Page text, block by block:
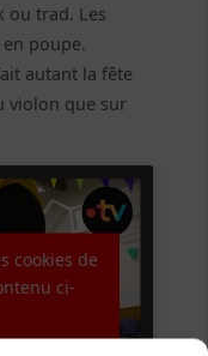
ou trad. Les
poupe.
autant la fête
violon que sur
cookies de
ci-